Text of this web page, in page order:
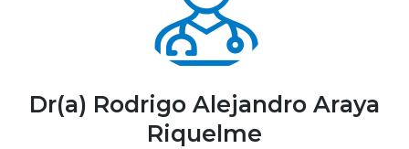
Especialidades y Servicios
Telemedicina Blua
Dr(a) Rodrigo Alejandro Araya
Riquelme